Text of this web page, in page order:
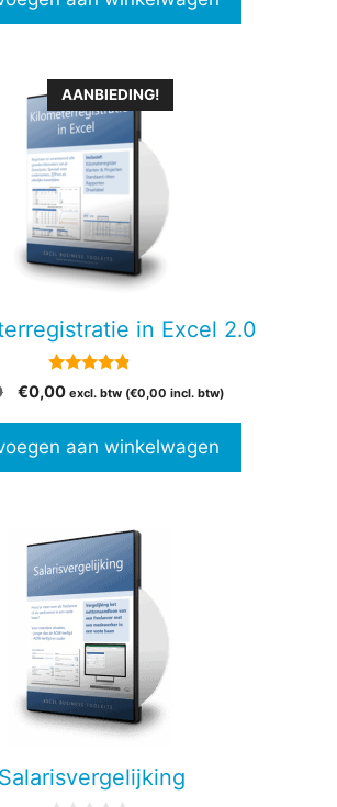
AANBIEDING!
in Excel 2.0
4.69
van 5
Oorspronkelijke
€7,00.
€0,00Huidige
€0,00.
excl. btw (€0,00 incl. btw)
aan winkelwagen
Salarisvergelijking